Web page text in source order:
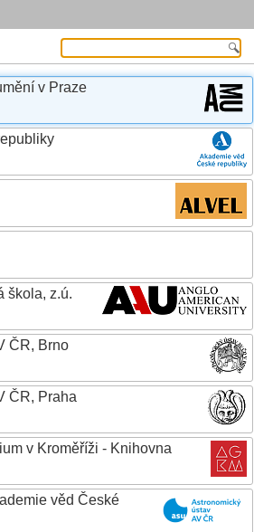
v Praze
škola, z.ú.
ČR, Brno
ČR, Praha
v Kroměříži - Knihovna
věd České